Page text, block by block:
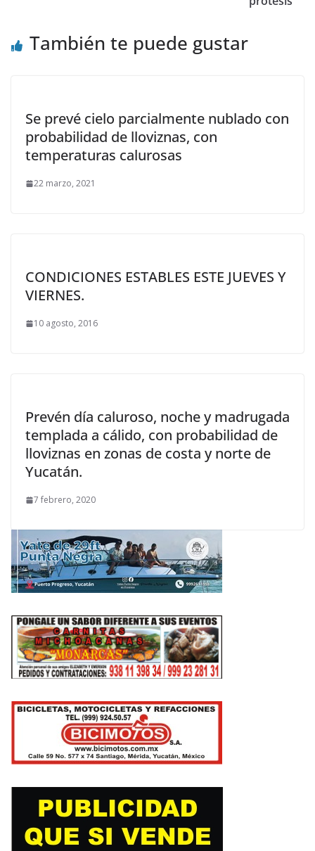
También te puede gustar
Se prevé cielo parcialmente nublado con
probabilidad de lloviznas, con
temperaturas calurosas
22 marzo, 2021
CONDICIONES ESTABLES ESTE JUEVES Y
VIERNES.
10 agosto, 2016
Prevén día caluroso, noche y madrugada
templada a cálido, con probabilidad de
lloviznas en zonas de costa y norte de
Yucatán.
7 febrero, 2020